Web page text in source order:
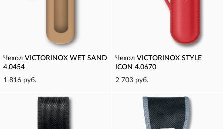
Чехол VICTORINOX WET SAND
4.0454
1 816 руб.
Чехол VICTORINOX STYLE
ICON 4.0670
2 703 руб.